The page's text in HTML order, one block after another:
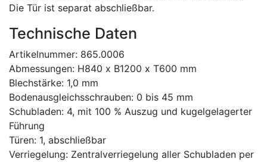
Die Tür ist separat abschließbar.
Technische Daten
Artikelnummer: 865.0006
Abmessungen: H840 x B1200 x T600 mm
Blechstärke: 1,0 mm
Bodenausgleichsschrauben: 0 bis 45 mm
Schubladen: 4, mit 100 % Auszug und kugelgelagerter
Führung
Türen: 1, abschließbar
Verriegelung: Zentralverriegelung aller Schubladen per